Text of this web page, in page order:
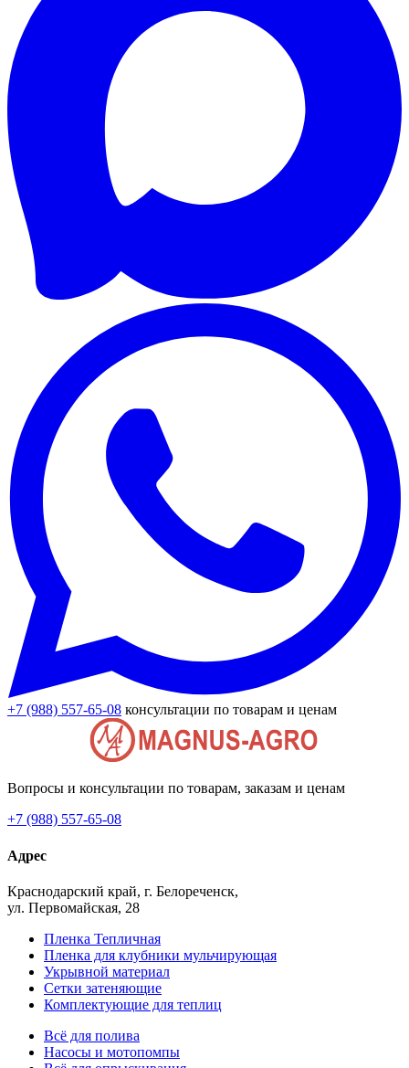
+7 (988) 557-65-08 консультации по товарам и ценам
Вопросы и консультации по товарам, заказам и ценам
+7 (988) 557-65-08
Адрес
Краснодарский край, г. Белореченск,
ул. Первомайская, 28
Пленка Тепличная
Пленка для клубники мульчирующая
Укрывной материал
Сетки затеняющие
Комплектующие для теплиц
Всё для полива
Насосы и мотопомпы